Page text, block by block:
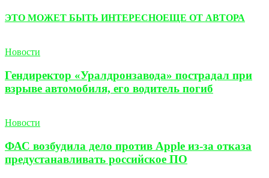
ЭТО МОЖЕТ БЫТЬ ИНТЕРЕСНОЕЩЕ ОТ АВТОРА
Новости
Гендиректор «Уралдронзавода» пострадал при
взрыве автомобиля, его водитель погиб
Новости
ФАС возбудила дело против Apple из-за отказа
предустанавливать российское ПО